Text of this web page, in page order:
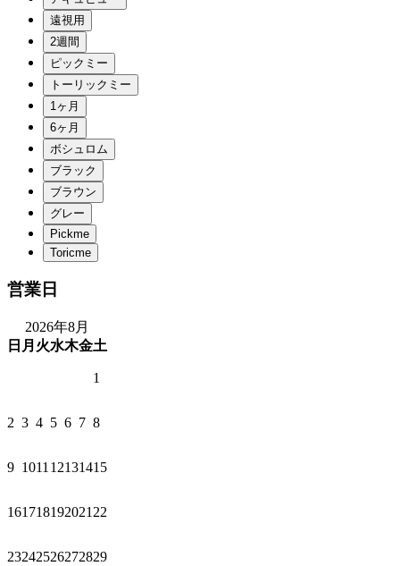
営業日
2026年8月
日 月 火水木金土
1
2 3 4 5 6 7 8
9 1011 12131415
161718192021 22
23242526272829